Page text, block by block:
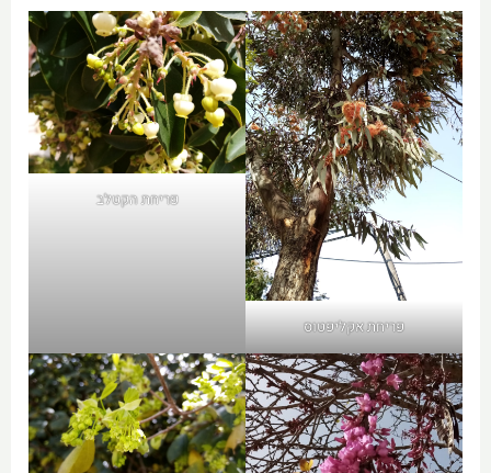
פריחת אקליפטוס
פריחת הקטלב